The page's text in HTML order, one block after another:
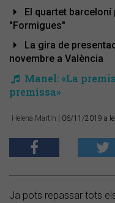
El quartet
"Formigues"
La gira de
novembre a València
Manel: «La
premissa»
Helena Martín | 06/11/2019 a
Ja pots repassar tots